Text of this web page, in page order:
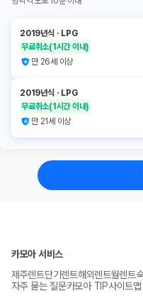
2019년식 ㆍ LPG
무료취소(1시간 이내)
만 26세 이상
2019년식 ㆍ LPG
무료취소(1시간 이내)
만 21세 이상
카모아 서비스
제주렌트단기렌트해외렌트월렌트
자주 묻는 질문카모아 TIP사이트맵